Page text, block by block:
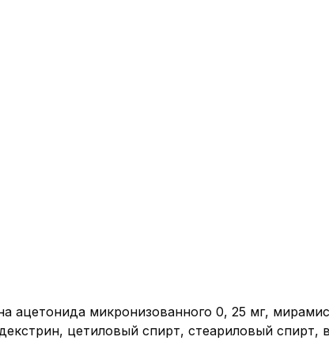
ацетонида микронизованного 0, 25 мг,
цетиловый спирт, стеариловый спирт,